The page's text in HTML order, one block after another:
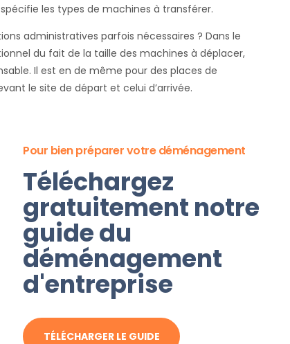
les types de machines à transférer.
administratives parfois nécessaires ? Dans le
du fait de la taille des machines à déplacer,
Il est en de même pour des places de
le site de départ et celui d’arrivée.
Pour bien préparer votre déménagement
Téléchargez
gratuitement notre
guide du
déménagement
d'entreprise
TÉLÉCHARGER LE GUIDE